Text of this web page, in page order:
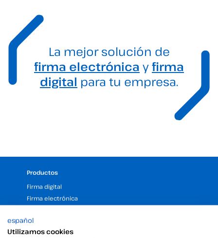
La mejor solución de
firma electrónica yfirma
digital para tu empresa.
Productos
Firma digital
Firma electrónica
Gestor de certificados digitales
Sellos de tiempo
español
Utilizamos cookies